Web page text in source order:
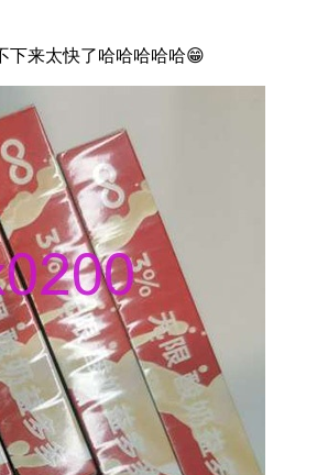
下来太快了哈哈哈哈哈😁